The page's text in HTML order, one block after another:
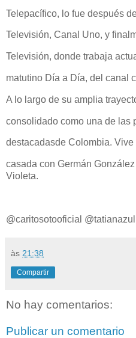
Telepacífico, lo fue después
Televisión, Canal Uno, y
Televisión, donde trabaja
matutino Día a Día, del canal
A lo largo de su amplia
consolidado como una de las
destacadasde Colombia.
casada con Germán
Violeta.
@caritosotooficial
às 21:38
Compartir
No hay comentarios:
Publicar un comentario